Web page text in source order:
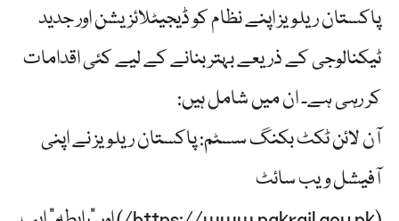
پاکستان ریلویز اپنے نظام کو ڈیجیٹلائزیشن اور جدید
ٹیکنالوجی کے ذریعے بہتر بنانے کے لیے کئی اقدامات
کر رہی ہے۔ ان میں شامل ہیں:
آن لائن ٹکٹ بکنگ سسٹم: پاکستان ریلویز نے اپنی
آفیشل ویب سائٹ